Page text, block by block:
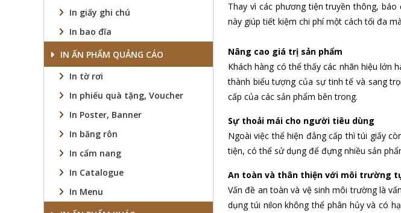
Thay vì các phương tiện truyền thông,
này giúp tiết kiệm chi phí một cách tối đa
Nâng cao giá trị sản phẩm
Khách hàng có thể thấy các nhãn hiệu lớn
thành biểu tượng của sự tinh tế và sang
cấp của các sản phẩm bên trong.
Sự thoải mái cho người tiêu dùng
Ngoài việc thể hiện đẳng cấp thì túi giấy
tiện, có thể sử dụng để đựng nhiều sản
An toàn và thân thiện với môi trường
Vấn đề an toàn và vệ sinh môi trường là
dụng túi nilon không thể phân hủy và có
In giấy ghi chú
In bao đĩa
IN ẤN PHẨM QUẢNG CÁO
In tờ rơi
In phiếu quà tặng, Voucher
In Poster, Banner
In băng rôn
In cẩm nang
In Catalogue
In Menu